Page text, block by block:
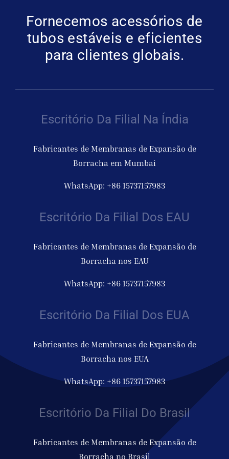
Obter
Fornecemos acessórios de
tubos estáveis e eficientes
para clientes globais.
Escritório Da Filial Na Índia
Fabricantes de Membranas de Expansão de
Borracha em Mumbai
WhatsApp: +86 15737157983
Escritório Da Filial Dos EAU
Fabricantes de Membranas de Expansão de
Borracha nos EAU
WhatsApp: +86 15737157983
Escritório Da Filial Dos EUA
Fabricantes de Membranas de Expansão de
Borracha nos EUA
WhatsApp: +86 15737157983
Escritório Da Filial Do Brasil
Fabricantes de Membranas de Expansão de
Borracha no Brasil